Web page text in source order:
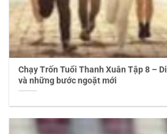
Chạy Trốn Tuổi Thanh Xuân Tập 8 –
và những bước ngoặt mới